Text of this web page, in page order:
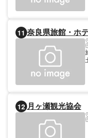
11 奈良県旅館・ホ
12 月ヶ瀬観光協会